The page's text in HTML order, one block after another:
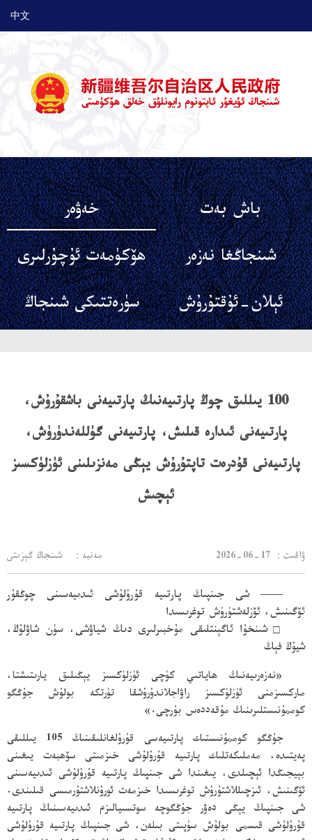
中文
باش بەت
خەۋەر
شىنجاڭغا نەزەر
ھۆكۈمەت ئۇچۇرلىرى
ئېلان-ئۇقتۇرۇش
سۈرەتتىكى شىنجاڭ
100 يىللىق چوڭ پارتىيەنىڭ پارتىيەنى باشقۇرۇش،
پارتىيەنى ئىدارە قىلىش، پارتىيەنى گۈللەندۈرۈش،
پارتىيەنى قۇدرەت تاپتۇرۇش يېڭى مەنزىلىنى ئۈزلۈكسىز
ئېچىش
2026-06-17 ：ۋاقىت مەنبە： شىنجاڭ گېزىتى
—— شى جىنپىڭ پارتىيە قۇرۇلۇشى ئىدىيەسىنى چوڭقۇر
ئۆگىنىش، ئۆزلەشتۈرۈش توغرىسىدا
□ شىنخۇا ئاگېنتلىقى مۇخبىرلىرى دىڭ شياۋشى، سۈن شاۋلۇڭ،
شيۇڭ فېڭ
«نەزەرىيەنىڭ ھاياتىي كۈچى ئۈزلۈكسىز يېڭىلىق يارىتىشتا،
ماركسىزمنى ئۈزلۈكسىز راۋاجلاندۇرۇشقا تۈرتكە بولۇش جۇڭگو
كوممۇنىستلىرىنىڭ مۇقەددەس بۇرچى.»
جۇڭگو كوممۇنىستىك پارتىيەسى قۇرۇلغانلىقىنىڭ 105 يىللىقى
پەيتىدە، مەملىكەتلىك پارتىيە قۇرۇلۇشى خىزمىتى سۆھبەت يىغىنى
بېيجىڭدا ئېچىلدى، يىغىندا شى جىنپىڭ پارتىيە قۇرۇلۇشى ئىدىيەسىنى
ئۆگىنىش، ئىزچىللاشتۇرۇش توغرىسىدا خىزمەت ئورۇنلاشتۇرمىسى قىلىندى.
شى جىنپىڭ يېڭى دەۋر جۇڭگوچە سوتسىيالىزم ئىدىيەسىنىڭ پارتىيە
قۇرۇلۇشى قىسمى بولۇش سۈپىتى بىلەن، شى جىنپىڭ پارتىيە قۇرۇلۇشى